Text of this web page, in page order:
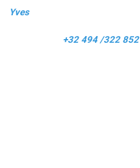
Yves
+32 494 /322 852